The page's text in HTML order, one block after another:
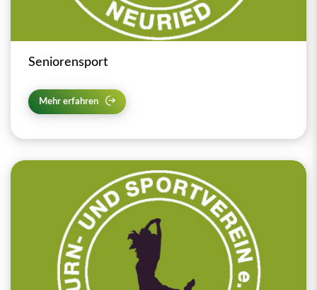
Seniorensport
Mehr erfahren